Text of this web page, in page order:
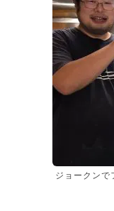
ジョークンで